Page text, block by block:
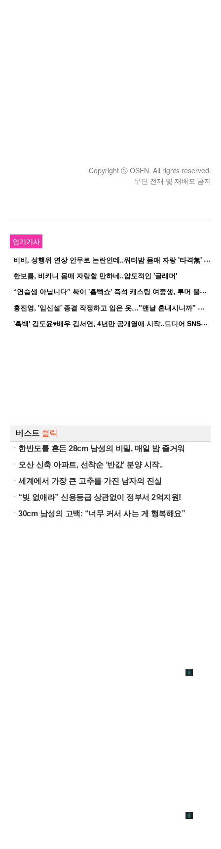
Copyright ⓒ OSEN. All rights reserved.
무단 전재 및 재배포 금지
인기기사
비
비, 성행위 연상 안무로 논란인데..워터밤 몸매 자랑 '타격無' 근황
한보름, 비키니 몸매 자랑할 만하네..압도적인 '글래머'
“
연습생 아닙니다” 싸이 '흠뻑쇼' 즉석 캐스팅 여중생, 루머 뿔났다[Oh!쎈 이...
홍
진영, '임신설' 종결 작정하고 입은 옷…"맨날 혼내시니까" 억울
'
흑백' 김도윤♥배우 김서연, 4년만 공개열애 시작..드디어 SNS에 노출 [핫피...